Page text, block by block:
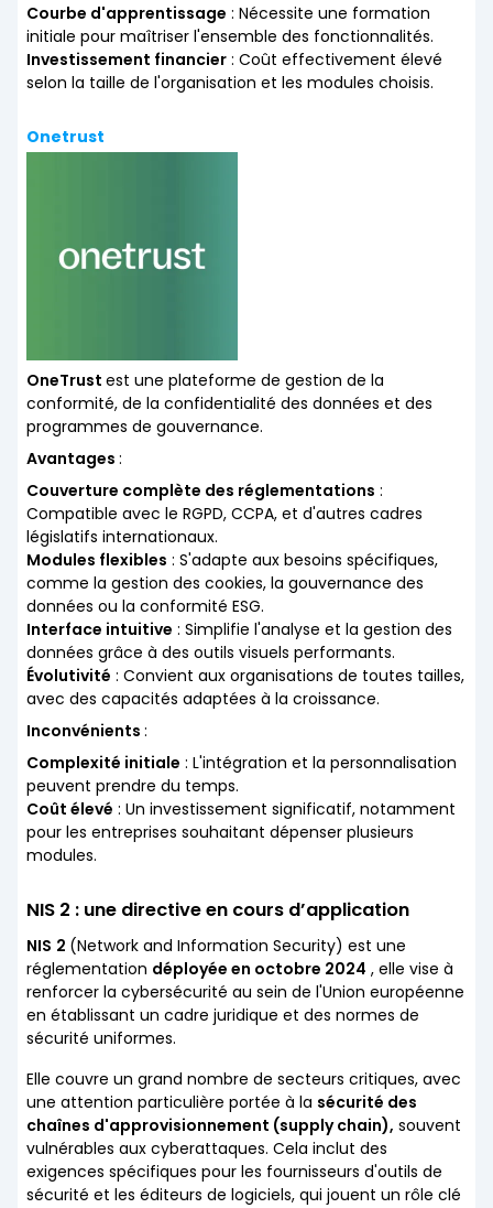
Courbe d'apprentissage : Nécessite une formation
initiale pour maîtriser l'ensemble des fonctionnalités.
Investissement financier : Coût effectivement élevé
selon la taille de l'organisation et les modules choisis.
Onetrust
OneTrust est une plateforme de gestion de la
conformité, de la confidentialité des données et des
programmes de gouvernance.
Avantages :
Couverture complète des réglementations :
Compatible avec le RGPD, CCPA, et d'autres cadres
législatifs internationaux.
Modules flexibles : S'adapte aux besoins spécifiques,
comme la gestion des cookies, la gouvernance des
données ou la conformité ESG.
Interface intuitive : Simplifie l'analyse et la gestion des
données grâce à des outils visuels performants.
Évolutivité : Convient aux organisations de toutes tailles,
avec des capacités adaptées à la croissance.
Inconvénients :
Complexité initiale : L'intégration et la personnalisation
peuvent prendre du temps.
Coût élevé : Un investissement significatif, notamment
pour les entreprises souhaitant dépenser plusieurs
modules.
NIS 2 : une directive en cours d’application
NIS 2 (Network and Information Security) est une
réglementation déployée en octobre 2024 , elle vise à
renforcer la cybersécurité au sein de l'Union européenne
en établissant un cadre juridique et des normes de
sécurité uniformes.
Elle couvre un grand nombre de secteurs critiques, avec
une attention particulière portée à la sécurité des
chaînes d'approvisionnement (supply chain), souvent
vulnérables aux cyberattaques. Cela inclut des
exigences spécifiques pour les fournisseurs d'outils de
sécurité et les éditeurs de logiciels, qui jouent un rôle clé